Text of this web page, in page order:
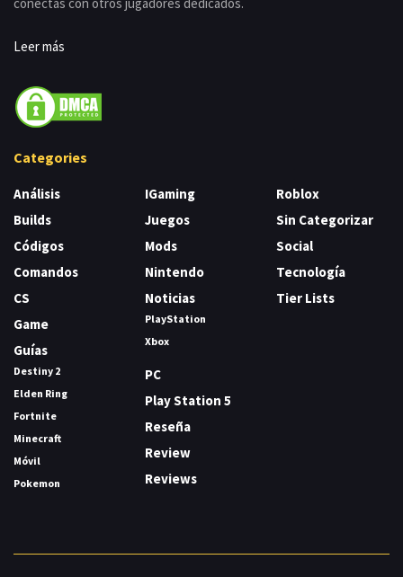
Leer más
Categories
Análisis
Builds
Códigos
Comandos
CS
Game
Guías
Destiny 2
Elden Ring
Fortnite
Minecraft
Móvil
Pokemon
IGaming
Juegos
Mods
Nintendo
Noticias
PlayStation
Xbox
PC
Play Station 5
Reseña
Review
Reviews
Roblox
Sin Categorizar
Social
Tecnología
Tier Lists